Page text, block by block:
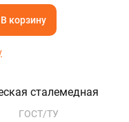
В корзину
сталемедная
ГОСТ/ТУ